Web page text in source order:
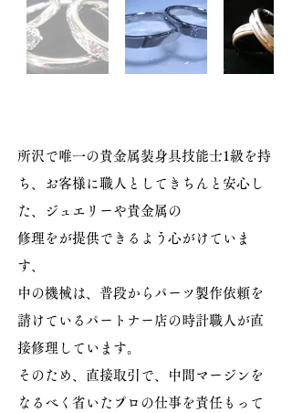
所沢で唯一の貴金属装身具技能士1級を持
ち、お客様に職人としてきちんと安心し
た、ジュエリーや貴金属の
​修理をが提供できるよう心がけていま
す、
中の機械は、普段からパーツ製作依頼を
請けているパートナー店の時計職人が直
接修理しています。
そのため、直接取引で、中間マージンを
なるべく省いたプロの仕事を責任もって